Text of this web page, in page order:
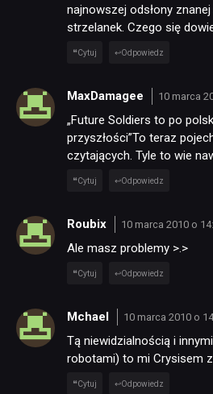
JUŻ
najnowszej odsłony
strzelanek. Czego się
Cytuj Odpowiedz
MaxDamagee 10 marca
„Future Soldiers to po
przyszłości”To teraz
czytających. Tyle to wie
Cytuj Odpowiedz
Roubix 10 marca 2010 o
Ale masz problemy >.>
Cytuj Odpowiedz
Mchael 10 marca 2010 o
Tą niewidzialnością i
robotami) to mi Crysisem
Cytuj Odpowiedz